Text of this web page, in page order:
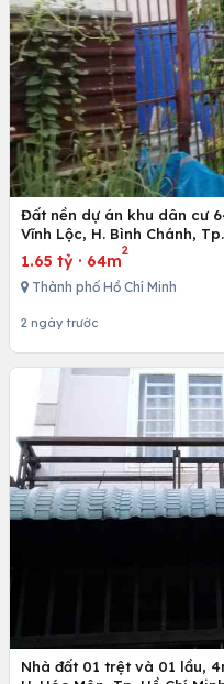
Đất nền dự án khu dân cư
Vĩnh Lộc, H. Bình Chánh,
1.65 tỷ · 64m
2
Thành phố Hồ Chí Minh
2 ngày trước
Nhà đất 01 trệt và 01 lầu, 4mx12m ở đường Nguyễn Thị Sáu,